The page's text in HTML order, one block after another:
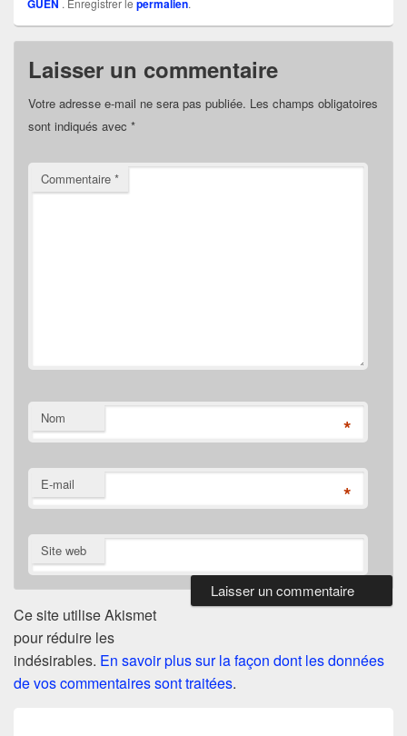
GUEN . Enregistrer le permalien.
Laisser un commentaire
Votre adresse e-mail ne sera pas publiée. Les champs obligatoires
sont indiqués avec *
Commentaire *
Nom *
E-mail *
Site web
Ce site utilise Akismet
pour réduire les
indésirables. En savoir plus sur la façon dont les données
de vos commentaires sont traitées.